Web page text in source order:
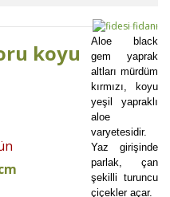
koyu
Aloe black
gem yaprak
altları mürdüm
kırmızı, koyu
yeşil yapraklı
aloe
varyetesidir.
Yaz girişinde
parlak, çan
şekilli turuncu
çiçekler açar.